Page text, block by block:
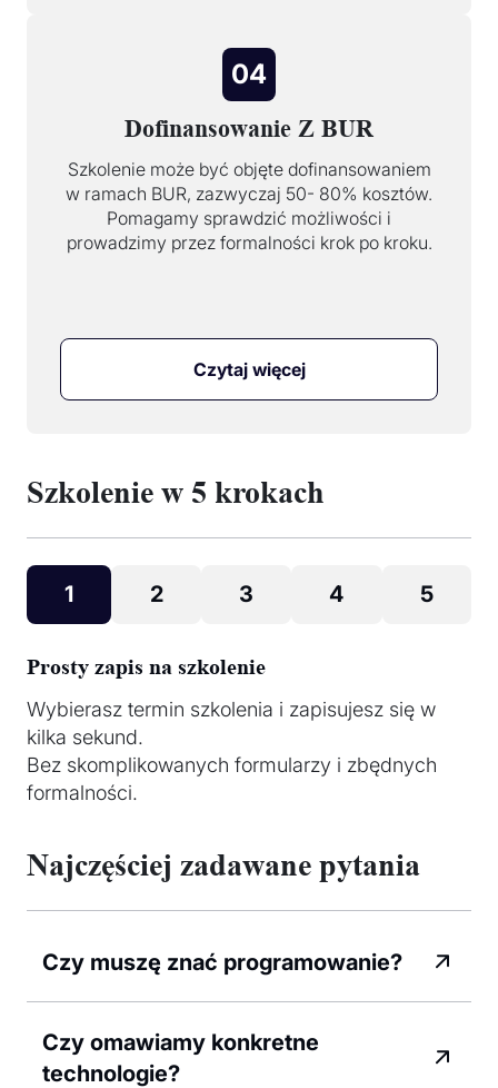
04
Dofinansowanie Z BUR
Szkolenie może być objęte dofinansowaniem
w ramach BUR, zazwyczaj 50- 80% kosztów.
Pomagamy sprawdzić możliwości i
prowadzimy przez formalności krok po kroku.
Czytaj więcej
Szkolenie w 5 krokach
1 2 3 4 5
Prosty zapis na szkolenie
Wybierasz termin szkolenia i zapisujesz się w
kilka sekund.
Bez skomplikowanych formularzy i zbędnych
formalności.
Najczęściej zadawane pytania
Czy muszę znać programowanie?
Czy omawiamy konkretne
technologie?